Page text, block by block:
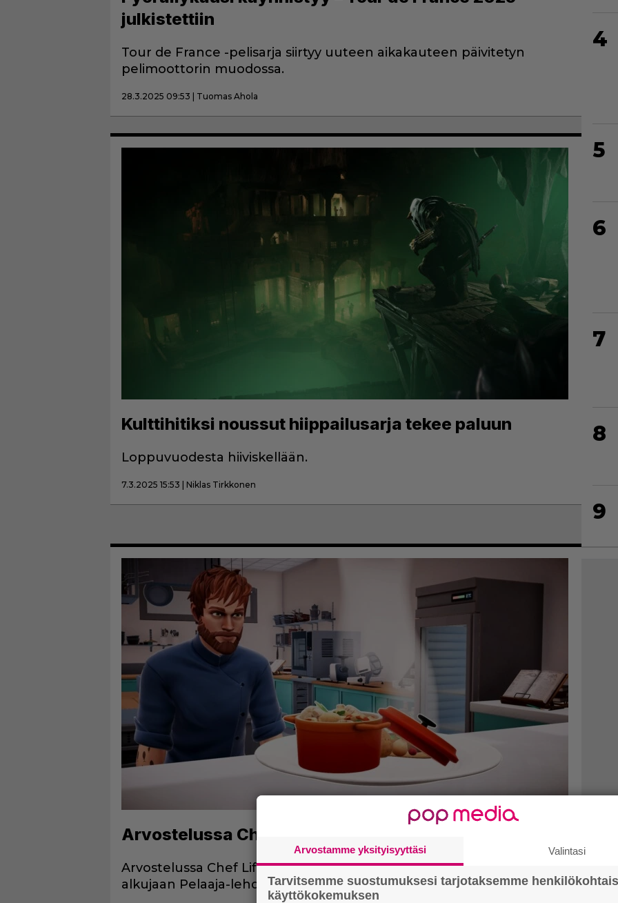
julkistettiin
Tour de France -pelisarja siirtyy uuteen aikakauteen päivitetyn
pelimoottorin muodossa.
28.3.2025 09:53 | Tuomas Ahola
Kulttihitiksi noussut hiippailusarja tekee paluun
Loppuvuodesta hiiviskellään.
7.3.2025 15:53 | Niklas Tirkkonen
Arvostelussa Chef Life: A Restaurant Simulator
Arvostelussa Chef Life: A Restaurant Simulator. Arvostelu on julkaistu
alkujaan Pelaaja-lehden huhtikuun 2023 numerossa 244.
4
5
6
7
8
9
Arvostamme yksityisyyttäsi Valintasi
Tarvitsemme suostumuksesi tarjotaksemme
käyttökokemuksen